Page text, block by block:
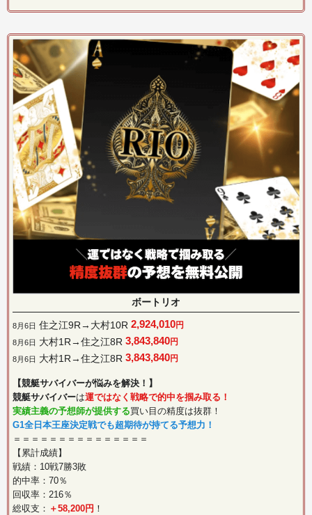
ボートリオ
8月6日 住之江9R→大村10R 2,924,010円
8月6日 大村1R→住之江8R 3,843,840円
8月6日 大村1R→住之江8R 3,843,840円
【競艇サバイバーが悩みを解決！】
競艇サバイバーは運ではなく戦略で的中を掴み取る！
実績主義の予想師が提供する買い目の精度は抜群！
G1全日本王座決定戦でも超期待が持てる予想力！
＝＝＝＝＝＝＝＝＝＝＝＝＝＝＝
【累計成績】
戦績：10戦7勝3敗
的中率：70％
回収率：216％
総収支： ＋58,200円 ！